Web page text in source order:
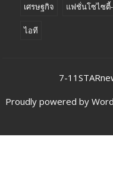
เศรษฐกิจ แฟชั่นโซไซตี้
ไอที
7-
Proudly powered by